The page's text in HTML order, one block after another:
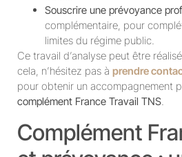
Souscrire une prévoyance
complémentaire, pour
limites du régime public.
Ce travail d’analyse peut être
cela, n’hésitez pas à prendre
pour obtenir un accompagnement
complément France Travail TNS.
Complément